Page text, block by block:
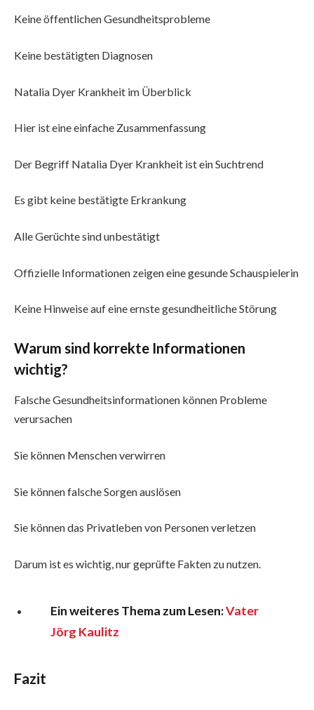
Keine öffentlichen Gesundheitsprobleme
Keine bestätigten Diagnosen
Natalia Dyer Krankheit im Überblick
Hier ist eine einfache Zusammenfassung
Der Begriff Natalia Dyer Krankheit ist ein Suchtrend
Es gibt keine bestätigte Erkrankung
Alle Gerüchte sind unbestätigt
Offizielle Informationen zeigen eine gesunde Schauspielerin
Keine Hinweise auf eine ernste gesundheitliche Störung
Warum sind korrekte Informationen
wichtig?
Falsche Gesundheitsinformationen können Probleme
verursachen
Sie können Menschen verwirren
Sie können falsche Sorgen auslösen
Sie können das Privatleben von Personen verletzen
Darum ist es wichtig, nur geprüfte Fakten zu nutzen.
Ein weiteres Thema zum Lesen:Vater
Jörg Kaulitz
Fazit